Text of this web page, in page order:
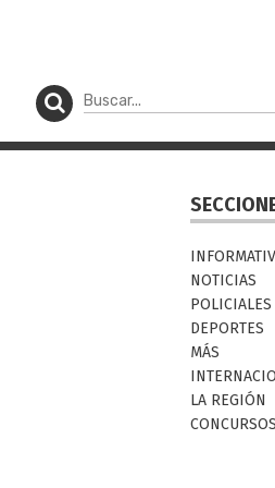
NOTICIAS
POLICIALES
DEPORTES
MÁS
LA REGIÓN
CONCURSOS